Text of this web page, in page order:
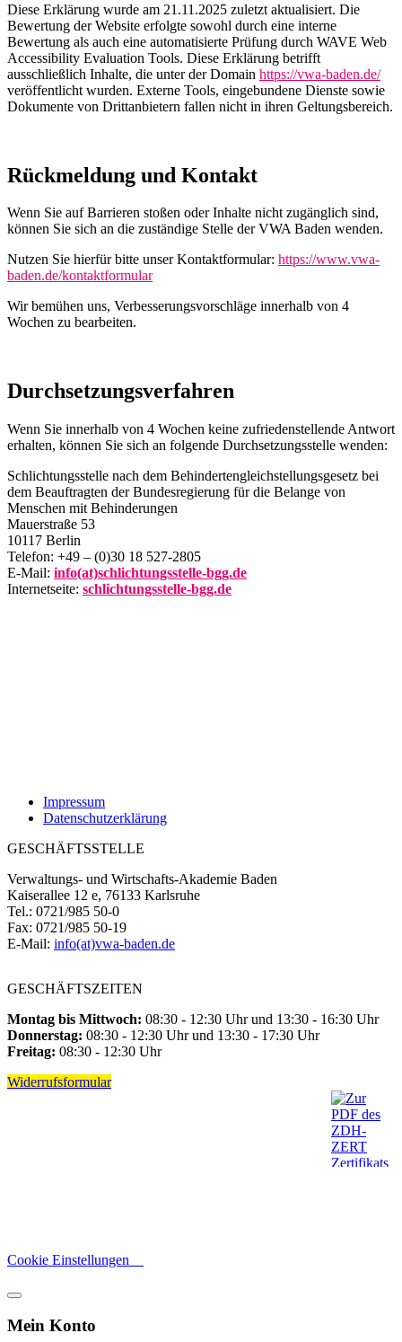
Diese Erklärung wurde am 21.11.2025 zuletzt aktualisiert. Die
Bewertung der Website erfolgte sowohl durch eine interne
Bewertung als auch eine automatisierte Prüfung durch WAVE Web
Accessibility Evaluation Tools. Diese Erklärung betrifft
ausschließlich Inhalte, die unter der Domain https://vwa-baden.de/
veröffentlicht wurden. Externe Tools, eingebundene Dienste sowie
Dokumente von Drittanbietern fallen nicht in ihren Geltungsbereich.
Rückmeldung und Kontakt
Wenn Sie auf Barrieren stoßen oder Inhalte nicht zugänglich sind,
können Sie sich an die zuständige Stelle der VWA Baden wenden.
Nutzen Sie hierfür bitte unser Kontaktformular: https://www.vwa-
baden.de/kontaktformular
Wir bemühen uns, Verbesserungsvorschläge innerhalb von 4
Wochen zu bearbeiten.
Durchsetzungsverfahren
Wenn Sie innerhalb von 4 Wochen keine zufriedenstellende Antwort
erhalten, können Sie sich an folgende Durchsetzungsstelle wenden:
Schlichtungsstelle nach dem Behindertengleichstellungsgesetz bei
dem Beauftragten der Bundesregierung für die Belange von
Menschen mit Behinderungen
Mauerstraße 53
10117 Berlin
Telefon: +49 – (0)30 18 527-2805
E-Mail: info(at)schlichtungsstelle-bgg.de
Internetseite: schlichtungsstelle-bgg.de
Impressum
Datenschutzerklärung
GESCHÄFTSSTELLE
Verwaltungs- und Wirtschafts-Akademie Baden
Kaiserallee 12 e, 76133 Karlsruhe
Tel.: 0721/985 50-0
Fax: 0721/985 50-19
E-Mail: info(at)vwa-baden.de
GESCHÄFTSZEITEN
Montag bis Mittwoch: 08:30 - 12:30 Uhr und 13:30 - 16:30 Uhr
Donnerstag: 08:30 - 12:30 Uhr und 13:30 - 17:30 Uhr
Freitag: 08:30 - 12:30 Uhr
Widerrufsformular
Cookie Einstellungen
Mein Konto